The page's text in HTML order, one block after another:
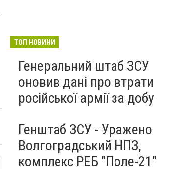
ТОП НОВИНИ
Генеральний штаб ЗСУ
оновив дані про втрати
російської армії за добу
Генштаб ЗСУ - Уражено
Волгоградський НПЗ,
комплекс РЕБ "Поле-21"